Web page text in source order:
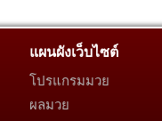
แผนผังเว็บไซต์
โปรแกรมมวย
ผลมวย